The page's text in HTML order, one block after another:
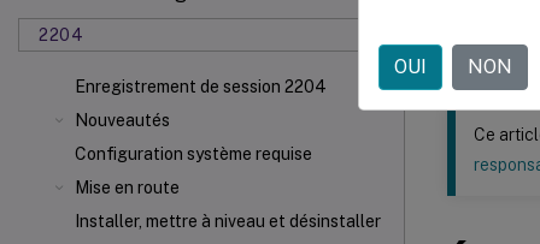
2204
Enregistrement de session 2204
Nouveautés
Configuration système requise
Mise en route
Installer, mettre à niveau et désinstaller
Ce
OUI NON